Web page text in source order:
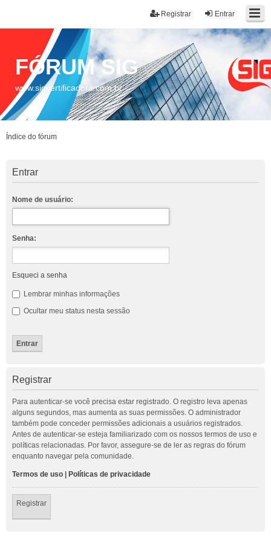
Entrar
Registrar
FÓRUM SIG
www.sigcertificadora.com.br
Índice do fórum
Entrar
Nome de usuário:
Senha:
Esqueci a senha
Lembrar minhas informações
Ocultar meu status nesta sessão
Registrar
Para autenticar-se você precisa estar registrado. O registro leva apenas
alguns segundos, mas aumenta as suas permissões. O administrador
também pode conceder permissões adicionais a usuários registrados.
Antes de autenticar-se esteja familiarizado com os nossos termos de uso e
políticas relacionadas. Por favor, assegure-se de ler as regras do fórum
enquanto navegar pela comunidade.
Termos de uso Políticas de privacidade
Registrar